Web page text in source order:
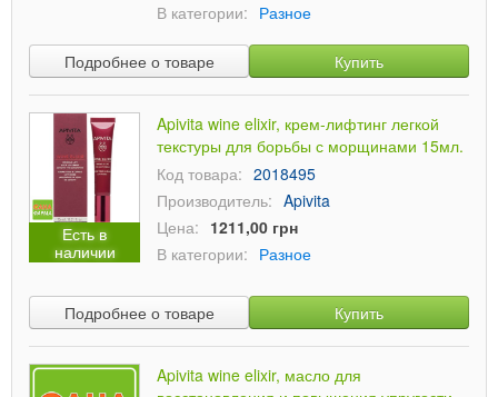
В категории: Разное
Подробнее о товаре Купить
Есть в
наличии
Apivita wine elixir, крем-лифтинг легкой
текстуры для борьбы с морщинами 15мл.
Код товара: 2018495
Производитель: Apivita
Цена: 1211,00 грн
В категории: Разное
Подробнее о товаре Купить
Apivita wine elixir, масло для